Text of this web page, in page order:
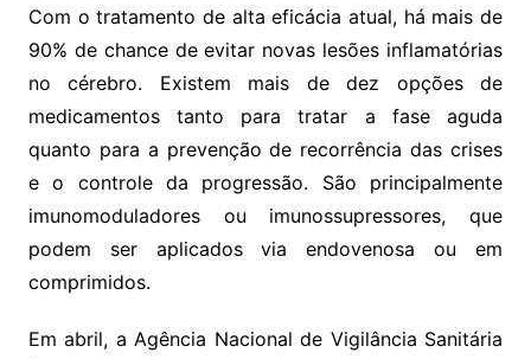
Com o tratamento de alta eficácia atual, há mais de
90% de chance de evitar novas lesões inflamatórias
no cérebro. Existem mais de dez opções de
medicamentos tanto para tratar a fase aguda
quanto para a prevenção de recorrência das crises
e o controle da progressão. São principalmente
imunomoduladores ou imunossupressores, que
podem ser aplicados via endovenosa ou em
comprimidos.
Em abril, a Agência Nacional de Vigilância Sanitária